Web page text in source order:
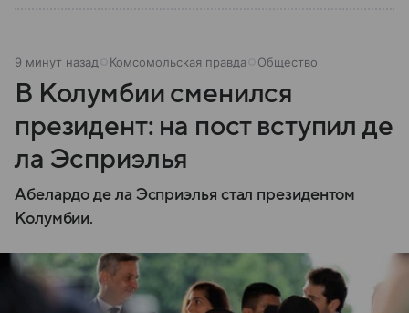
9 минут назад Комсомольская правда Общество
В Колумбии сменился
президент: на пост вступил де
ла Эсприэлья
Абелардо де ла Эсприэлья стал президентом
Колумбии.